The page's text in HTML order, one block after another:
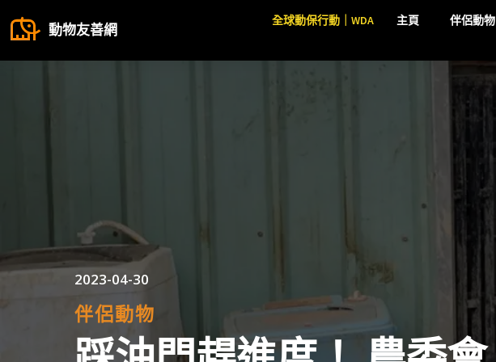
動物友善網
全球動保行動｜WDA 主頁 伴侶動物
2023-04-30
伴侶動物